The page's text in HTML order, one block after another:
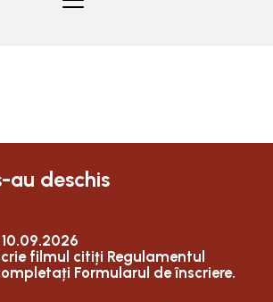
au deschis
filmul citiți Regulamentul
Formularul de înscriere.